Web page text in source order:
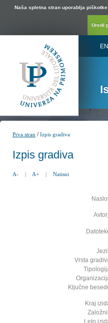
Naša spletna stran uporablja
Uredi
Prva stran /Izpis gradiva
Izpis gradiva
A- | A+ | Natisni
Vrsta
Ključne
Kraj
Leto